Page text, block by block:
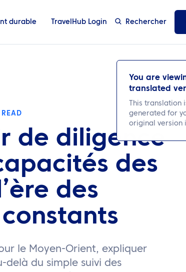
durable TravelHub Login Rechercher
You are
translated
This
generated for
original version
de diligence
des
des
le Moyen-Orient, expliquer
du simple suivi des